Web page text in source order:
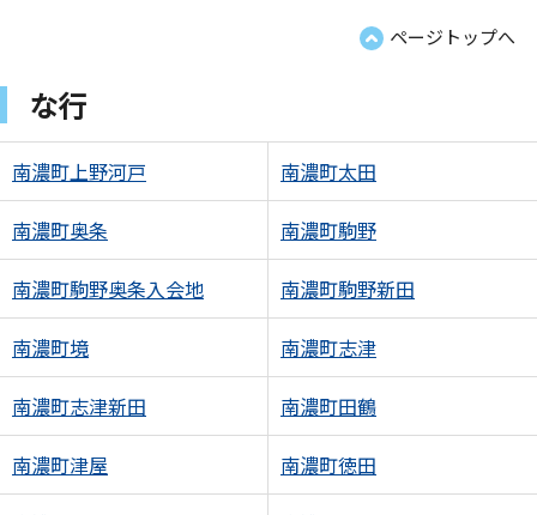
ページトップへ
な行
南濃町上野河戸 南濃町太田
南濃町奥条 南濃町駒野
南濃町駒野奥条入会地 南濃町駒野新田
南濃町境 南濃町志津
南濃町志津新田 南濃町田鶴
南濃町津屋 南濃町徳田